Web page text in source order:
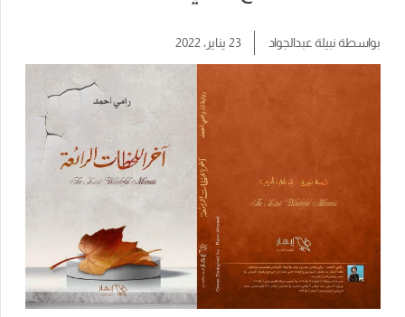
بواسطةنبيلة عبدالجواد 23 يناير، 2022